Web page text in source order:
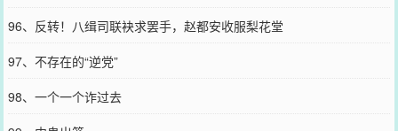
96、反转！八缉司联袂求罢手，赵都安收服梨花堂
97、不存在的“逆党”
98、一个一个诈过去